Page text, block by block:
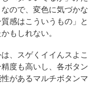
ので、変色に気づかな
感はこういうもの」と
もしれない。
、スゲくイイんスよこ
度も高いし、各ボタン
があるマルチボタンマ